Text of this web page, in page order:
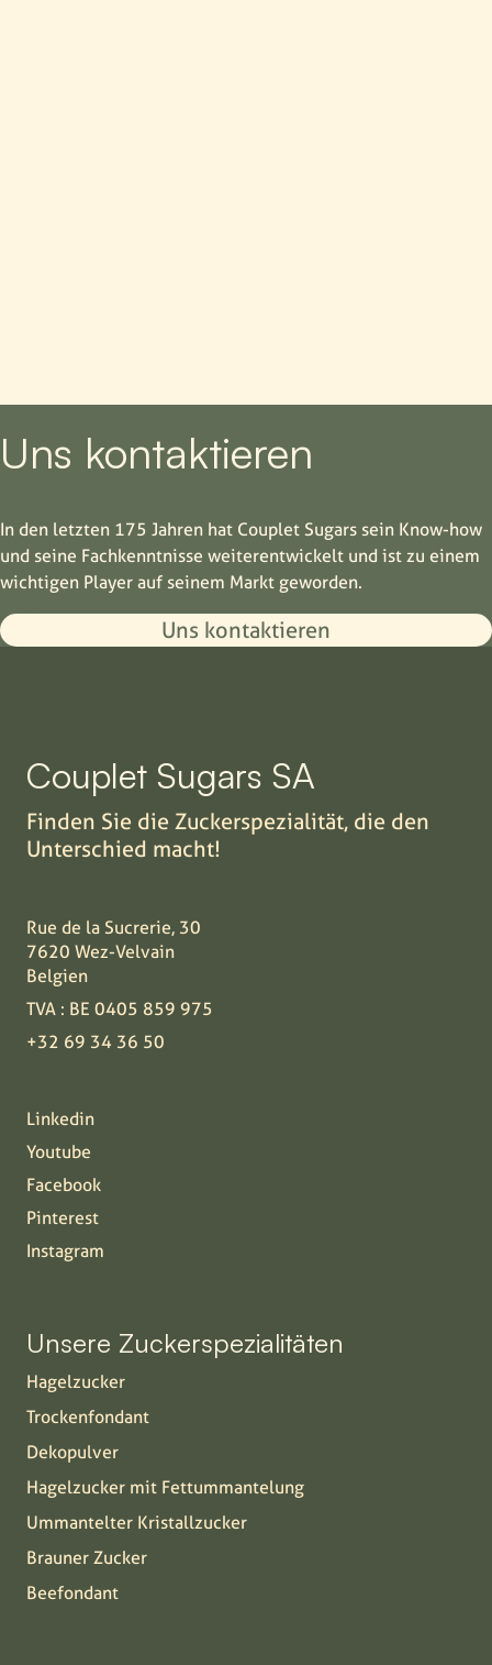
Uns kontaktieren
In den letzten 175 Jahren hat Couplet Sugars sein Know-how
und seine Fachkenntnisse weiterentwickelt und ist zu einem
wichtigen Player auf seinem Markt geworden.
Uns kontaktieren
Couplet Sugars SA
Finden Sie die Zuckerspezialität, die den
Unterschied macht!
Rue de la Sucrerie, 30
7620 Wez-Velvain
Belgien
TVA : BE 0405 859 975
+32 69 34 36 50
Linkedin
Youtube
Facebook
Pinterest
Instagram
Unsere Zuckerspezialitäten
Hagelzucker
Trockenfondant
Dekopulver
Hagelzucker mit Fettummantelung
Ummantelter Kristallzucker
Brauner Zucker
Beefondant